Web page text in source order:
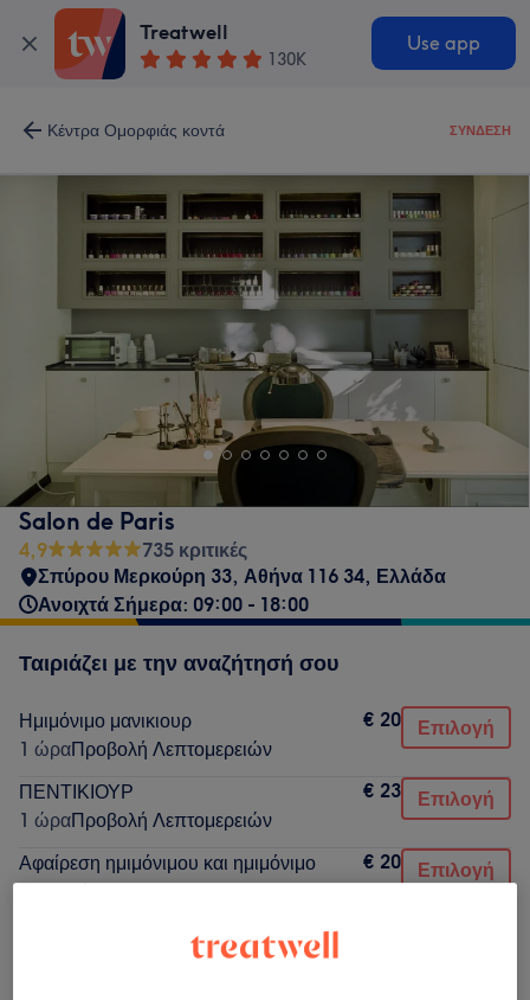
Treatwell
130K
Use app
Κέντρα Ομορφιάς κοντά ΣΎΝΔΕΣΗ
Salon de Paris
4,9
735 κριτικές
Σπύρου Μερκούρη 33, Αθήνα 116 34, Ελλάδα
Ανοιχτά Σήμερα: 09:00 - 18:00
Ταιριάζει με την αναζήτησή σου
Ημιμόνιμο μανικιουρ
1 ώραΠροβολή Λεπτομερειών
€ 20 Επιλογή
ΠΕΝΤΙΚΙΟΥΡ
1 ώραΠροβολή Λεπτομερειών
€ 23 Επιλογή
Αφαίρεση ημιμόνιμου και ημιμόνιμο
μανικιούρ
€ 20 Επιλογή